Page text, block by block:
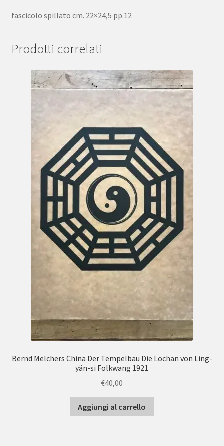
fascicolo spillato cm. 22×24,5 pp.12
Prodotti correlati
Bernd Melchers China Der Tempelbau Die Lochan von Ling-
yän-si Folkwang 1921
€40,00
Aggiungi al carrello